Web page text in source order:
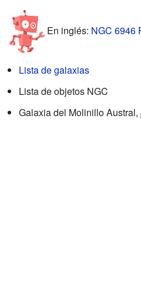
En inglés: NGC 6946
Lista de galaxias
Lista de objetos NGC
Galaxia del Molinillo Austral,